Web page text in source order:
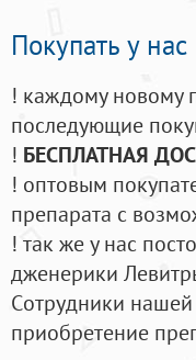
Покупать у
! каждому новому
последующие
! БЕСПЛАТНАЯ
! оптовым
препарата с
! так же у нас
дженерики
Cотрудники
приобретение